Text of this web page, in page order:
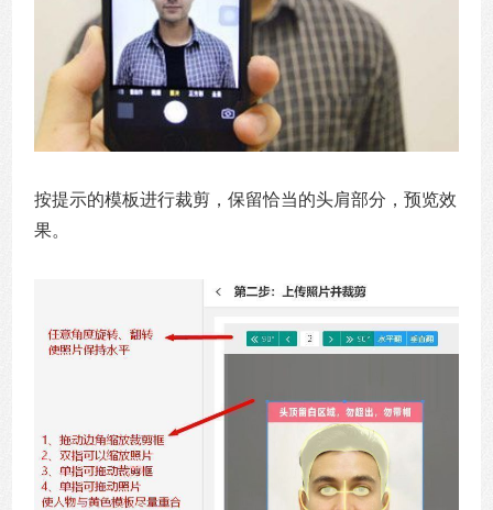
按提示的模板进行裁剪，保留恰当的头肩部分，预览效
果。